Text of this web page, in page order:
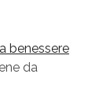
benessere
da